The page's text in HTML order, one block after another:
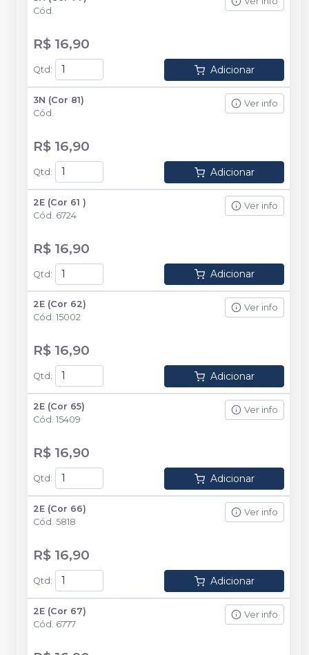
Cód.
R$ 16,90
Qtd : Adicionar
3N (Cor 81)
Cód.
Ver info
R$ 16,90
Qtd: Adicionar
2E (Cor 61 )
Cód. 6724
Ver info
R$ 16,90
Qtd: Adicionar
2E (Cor 62)
Cód. 15002
Ver info
R$ 16,90
Qtd : Adicionar
2E (Cor 65)
Cód. 15409
Ver info
R$ 16,90
Qtd : Adicionar
2E (Cor 66)
Cód. 5818
Ver info
R$ 16,90
Qtd : Adicionar
2E (Cor 67)
Cód. 6777
Ver info